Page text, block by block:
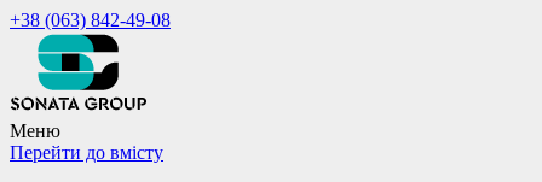
+38 (063) 842-49-08
Меню
Перейти до вмісту